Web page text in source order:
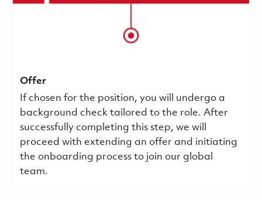
Offer
If chosen for the position, you will undergo a
background check tailored to the role. After
successfully completing this step, we will
proceed with extending an offer and initiating
the onboarding process to join our global
team.